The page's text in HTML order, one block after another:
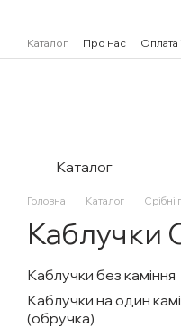
Каталог Про нас Оплата
Каталог
Головна Каталог Срібні
Каблучки
Каблучки без каміння
Каблучки на один
(обручка)